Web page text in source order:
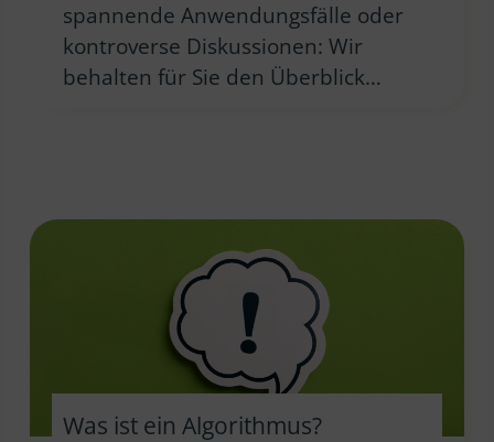
spannende Anwendungsfälle oder
kontroverse Diskussionen: Wir
behalten für Sie den Überblick…
Was ist ein Algorithmus?